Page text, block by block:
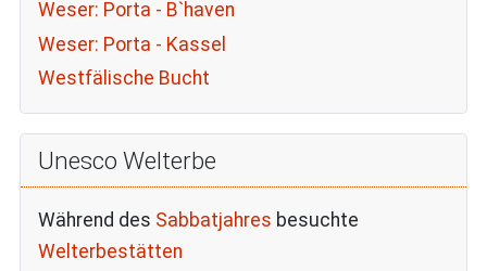
Weser: Porta - B`haven
Weser: Porta - Kassel
Westfälische Bucht
Unesco Welterbe
Während des Sabbatjahres besuchte
Welterbestätten